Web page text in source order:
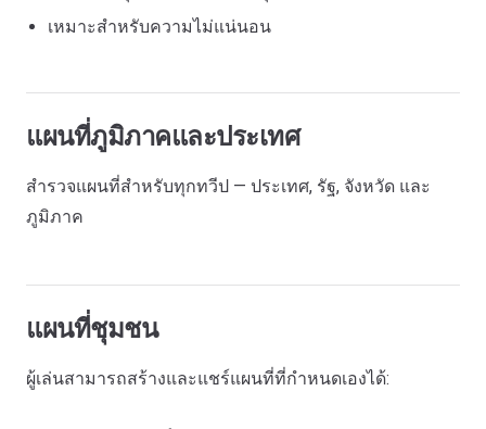
เหมาะสำหรับความไม่แน่นอน
แผนที่ภูมิภาคและประเทศ
สำรวจแผนที่สำหรับทุกทวีป — ประเทศ, รัฐ, จังหวัด และ
ภูมิภาค
แผนที่ชุมชน
ผู้เล่นสามารถสร้างและแชร์แผนที่ที่กำหนดเองได้: